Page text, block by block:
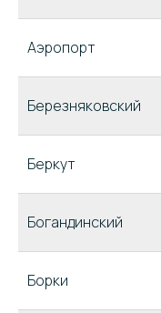
Аэропорт
Березняковский
Беркут
Богандинский
Борки